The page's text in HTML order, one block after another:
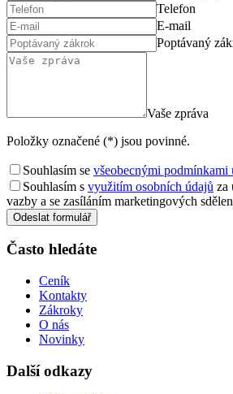
Telefon
E-mail
Poptávaný
Vaše zpráva
Položky označené (*) jsou povinné.
Souhlasím se všeobecnými podmínkami
Souhlasím s využitím osobních údajů za
vazby a se zasíláním marketingových
Odeslat formulář
Často hledáte
Ceník
Kontakty
Zákroky
O nás
Novinky
Další odkazy